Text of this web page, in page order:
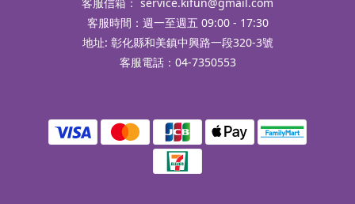
客服時間：週一至週五 09:00 - 17:30
地址: 彰化縣和美鎮中興路一段320-3號
客服電話：04-7350553